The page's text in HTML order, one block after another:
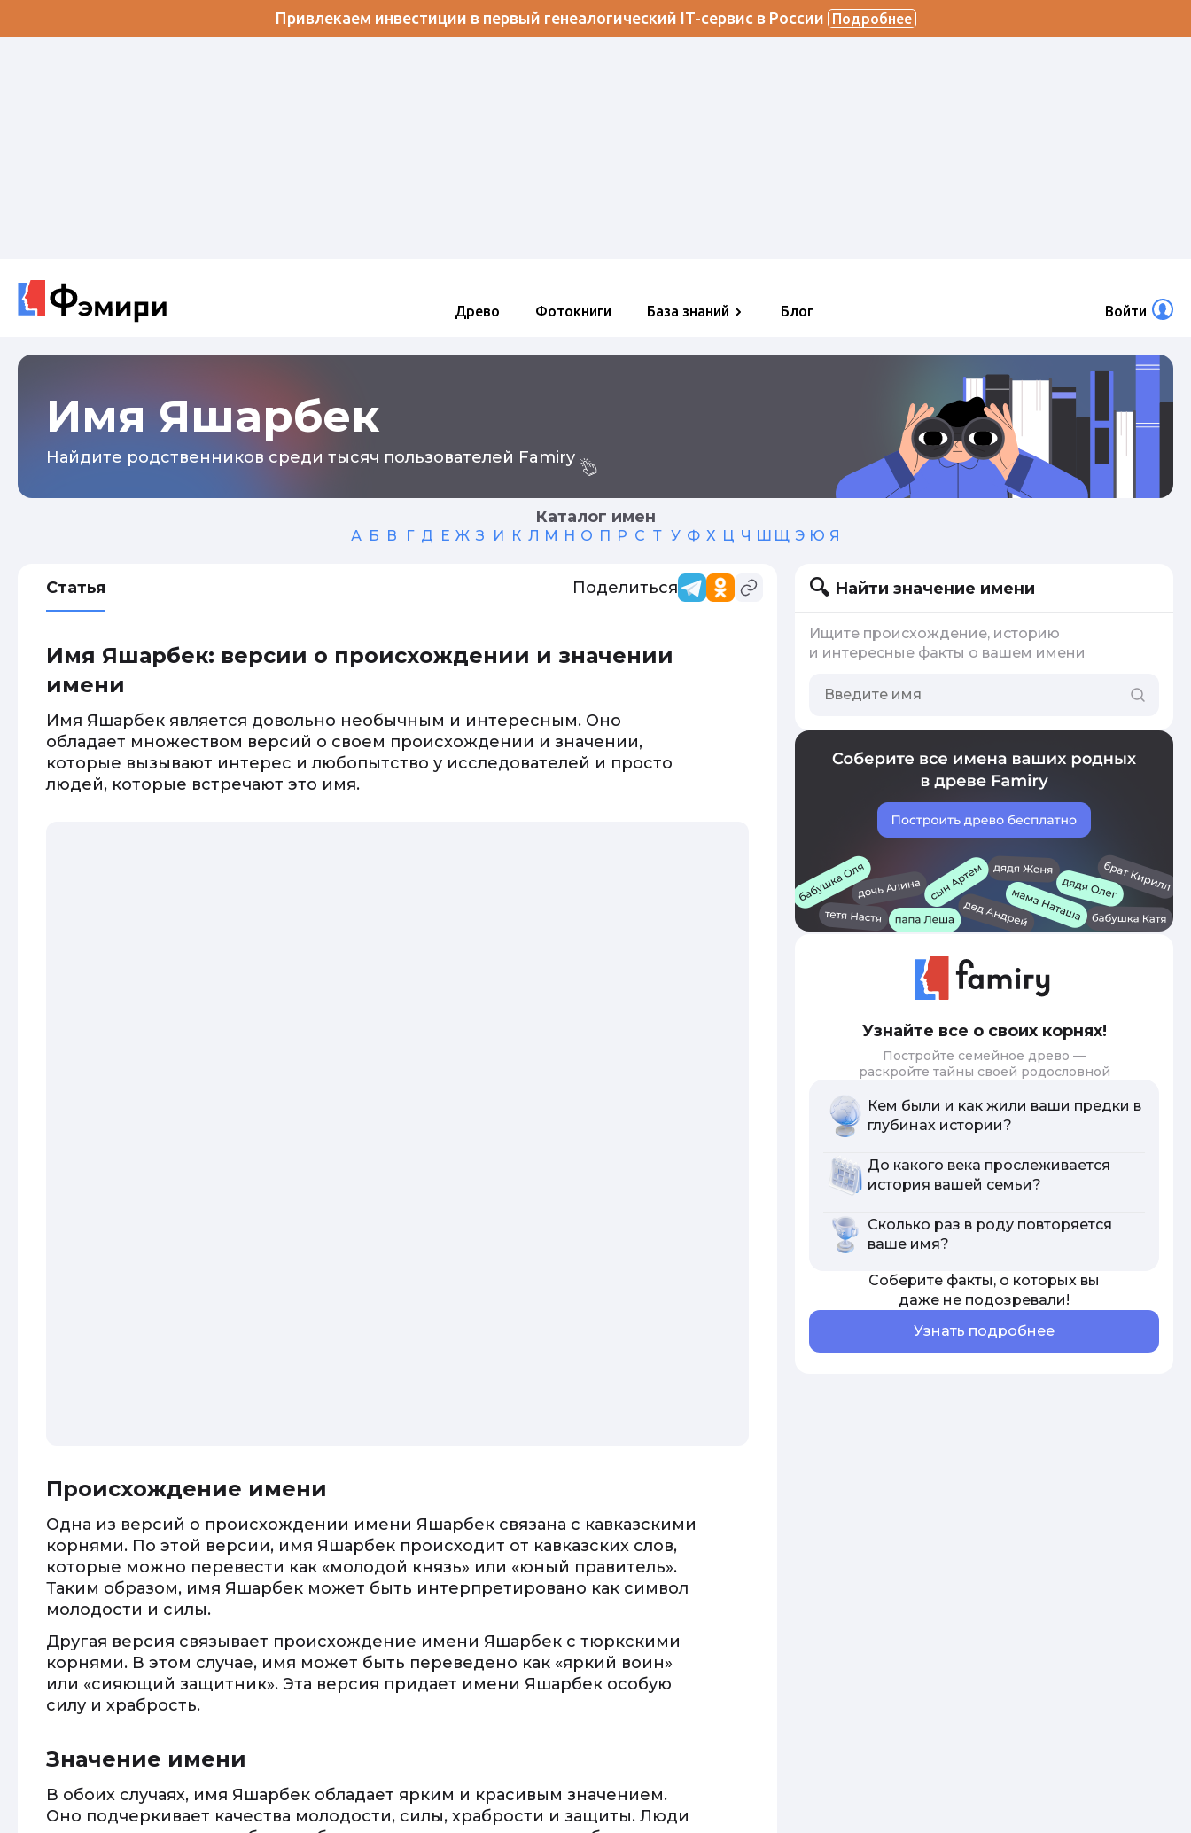
Привлекаем инвестиции в первый генеалогический IT-сервис в России Подробнее
Древо Фотокниги База знаний Блог Войти
Имя Яшарбек
Найдите родственников среди тысяч пользователей Famiry
Каталог имен
А Б В Г Д Е Ж З И К Л М Н О П Р С Т У Ф Х Ц Ч Ш Щ Э Ю Я
Статья Поделиться
Имя Яшарбек: версии о происхождении и значении
имени
Имя Яшарбек является довольно необычным и интересным. Оно
обладает множеством версий о своем происхождении и значении,
которые вызывают интерес и любопытство у исследователей и просто
людей, которые встречают это имя.
Происхождение имени
Одна из версий о происхождении имени Яшарбек связана с кавказскими
корнями. По этой версии, имя Яшарбек происходит от кавказских слов,
которые можно перевести как «молодой князь» или «юный правитель».
Таким образом, имя Яшарбек может быть интерпретировано как символ
молодости и силы.
Другая версия связывает происхождение имени Яшарбек с тюркскими
корнями. В этом случае, имя может быть переведено как «яркий воин»
или «сияющий защитник». Эта версия придает имени Яшарбек особую
силу и храбрость.
Значение имени
В обоих случаях, имя Яшарбек обладает ярким и красивым значением.
Оно подчеркивает качества молодости, силы, храбрости и защиты. Люди
Найти значение имени
Ищите происхождение, историю
и интересные факты о вашем имени
Узнайте все о своих корнях!
Постройте семейное древо —
раскройте тайны своей родословной
Кем были и как жили ваши предки в
глубинах истории?
До какого века прослеживается
история вашей семьи?
Сколько раз в роду повторяется
ваше имя?
Соберите факты, о которых вы
даже не подозревали!
Узнать подробнее